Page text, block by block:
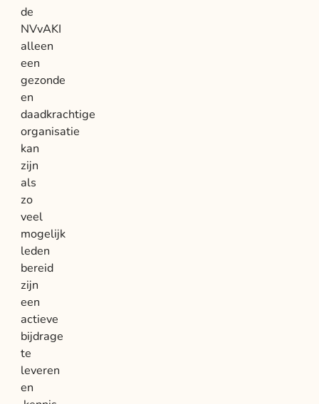
de
NVvAKI
alleen
een
gezonde
en
daadkrachtige
organisatie
kan
zijn
als
zo
veel
mogelijk
leden
bereid
zijn
een
actieve
bijdrage
te
leveren
en